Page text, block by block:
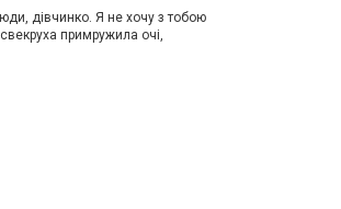
дівчинко. Я не хочу з тобою
примружила очі,